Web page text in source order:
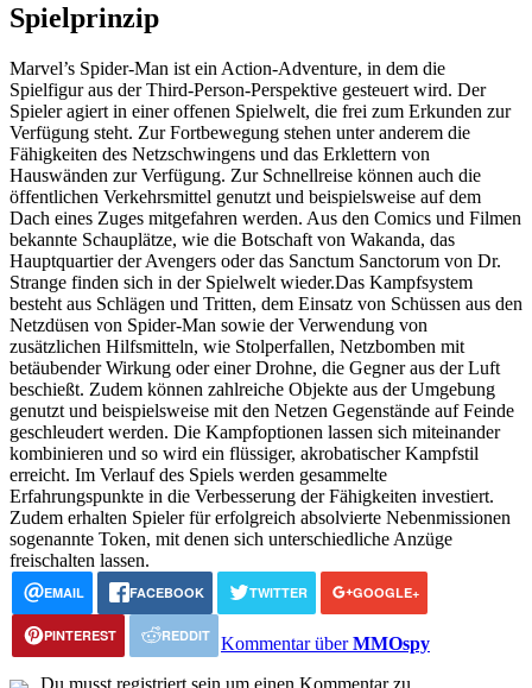
Spielprinzip
Marvel’s Spider-Man ist ein Action-Adventure, in dem die
Spielfigur aus der Third-Person-Perspektive gesteuert wird. Der
Spieler agiert in einer offenen Spielwelt, die frei zum Erkunden zur
Verfügung steht. Zur Fortbewegung stehen unter anderem die
Fähigkeiten des Netzschwingens und das Erklettern von
Hauswänden zur Verfügung. Zur Schnellreise können auch die
öffentlichen Verkehrsmittel genutzt und beispielsweise auf dem
Dach eines Zuges mitgefahren werden. Aus den Comics und Filmen
bekannte Schauplätze, wie die Botschaft von Wakanda, das
Hauptquartier der Avengers oder das Sanctum Sanctorum von Dr.
Strange finden sich in der Spielwelt wieder.Das Kampfsystem
besteht aus Schlägen und Tritten, dem Einsatz von Schüssen aus den
Netzdüsen von Spider-Man sowie der Verwendung von
zusätzlichen Hilfsmitteln, wie Stolperfallen, Netzbomben mit
betäubender Wirkung oder einer Drohne, die Gegner aus der Luft
beschießt. Zudem können zahlreiche Objekte aus der Umgebung
genutzt und beispielsweise mit den Netzen Gegenstände auf Feinde
geschleudert werden. Die Kampfoptionen lassen sich miteinander
kombinieren und so wird ein flüssiger, akrobatischer Kampfstil
erreicht. Im Verlauf des Spiels werden gesammelte
Erfahrungspunkte in die Verbesserung der Fähigkeiten investiert.
Zudem erhalten Spieler für erfolgreich absolvierte Nebenmissionen
sogenannte Token, mit denen sich unterschiedliche Anzüge
freischalten lassen.
EMAIL FACEBOOK TWITTER GOOGLE+
PINTEREST REDDIT Kommentar überMMOspy
Du musst registriert sein um einen Kommentar zu